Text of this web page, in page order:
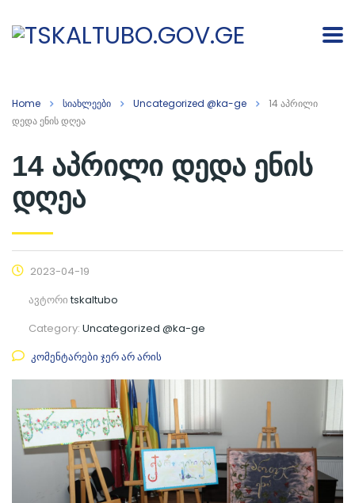
Home სიახლეები Uncategorized @ka-ge
14 აპრილი
დედა ენის დღეა
14 აპრილი დედა ენის
დღეა
2023-04-19
ავტორიtskaltubo
Category: Uncategorized @ka-ge
კომენტარები ჯერ არ არის